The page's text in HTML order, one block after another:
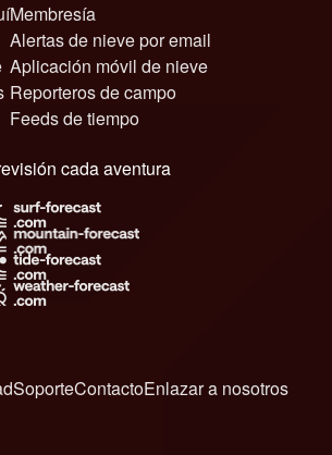
Membresía
Alertas de nieve por email
Aplicación móvil de nieve
Reporteros de campo
Feeds de tiempo
cada aventura
SoporteContactoEnlazar a nosotros